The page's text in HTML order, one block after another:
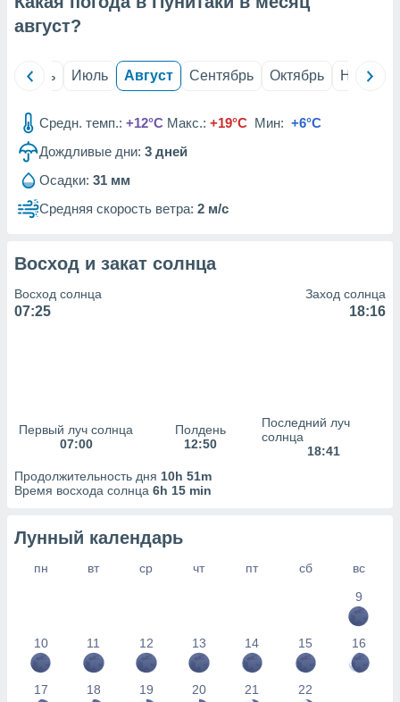
из
данных
наших 1199
август?
Июнь Июль Август Сентябрь Октябрь Ноябрь
Средн. темп.: +12°C Макс.: +19°C Мин: +6°C
Дождливые дни: 3 дней
Осадки: 31 мм
Средняя скорость ветра: 2 м/с
Восход и закат солнца
Восход солнца
07:25
Заход солнца
18:16
Первый луч солнца
07:00
Полдень
12:50
Последний луч
солнца
18:41
Продолжительность дня 10h 51m
Время восхода солнца 6h 15 min
Лунный календарь
пн вт ср чт пт сб
вс
9
10 11 12 13 14 15 16
17 18 19 20 21 22